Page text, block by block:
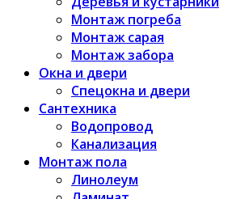
Монтаж погреба
Монтаж сарая
Монтаж забора
Окна и двери
Спецокна и двери
Сантехника
Водопровод
Канализация
Монтаж пола
Линолеум